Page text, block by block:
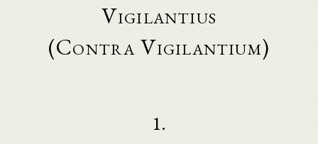
Vigilantius
(Contra Vigilantium)
1.